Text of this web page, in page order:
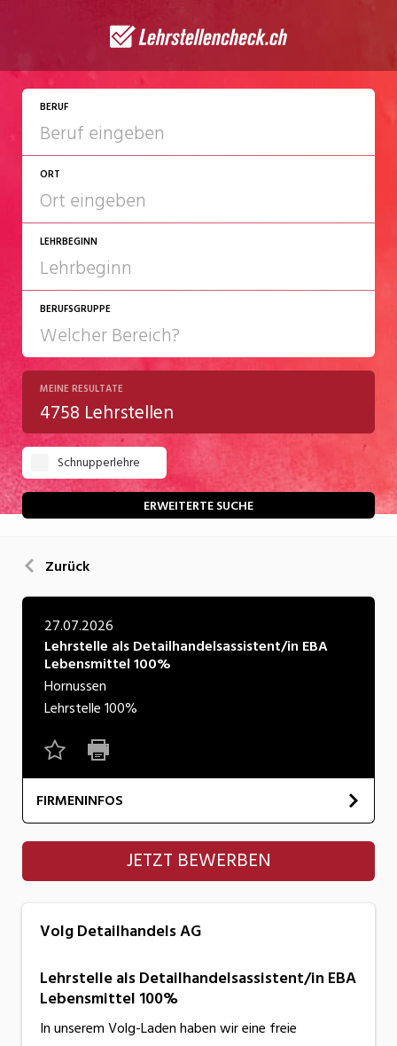
BERUF
ORT
LEHRBEGINN
2027
2028
BERUFSGRUPPE
Chemie/Pharma
Gastgewerbe
Gesundheit/Pflege/Soziales
Handwerk/Technik
Kultur
Natur
Verkehr/Logistik
Wirtschaft/Verwaltung
MEINE RESULTATE
4758 Lehrstellen
Schnupperlehre
ERWEITERTE SUCHE
Zurück
27.07.2026
Lehrstelle als Detailhandelsassistent/in EBA
Lebensmittel 100%
Hornussen
Lehrstelle100%
FIRMENINFOS
Volg Detailhandels AG
JETZT BEWERBEN
Volg Detailhandels AG
Lehrstelle als Detailhandelsassistent/in EBA
Lebensmittel 100%
In unserem Volg-Laden haben wir eine freie